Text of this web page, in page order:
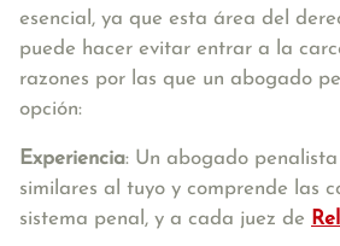
esencial, ya que esta área del
puede hacer evitar entrar a la
razones por las que un abogado
opción:
Experiencia: Un abogado
similares al tuyo y comprende las
sistema penal, y a cada juez de